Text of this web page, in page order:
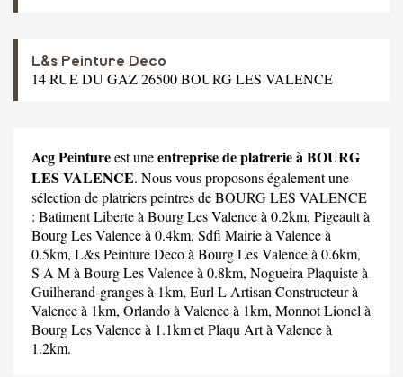
L&s Peinture Deco
14 RUE DU GAZ 26500 BOURG LES VALENCE
Acg Peintureest uneentreprise de platrerie à BOURG
LES VALENCE. Nous vous proposons également une
sélection de platriers peintres de BOURG LES VALENCE
: Batiment Liberteà Bourg Les Valence à 0.2km, Pigeaultà
Bourg Les Valence à 0.4km, Sdfi Mairieà Valence à
0.5km, L&s Peinture Decoà Bourg Les Valence à 0.6km,
S A Mà Bourg Les Valence à 0.8km, Nogueira Plaquisteà
Guilherand-granges à 1km, Eurl L Artisan Constructeurà
Valence à 1km, Orlandoà Valence à 1km, Monnot Lionel à
Bourg Les Valence à 1.1km etPlaqu Artà Valence à
1.2km.